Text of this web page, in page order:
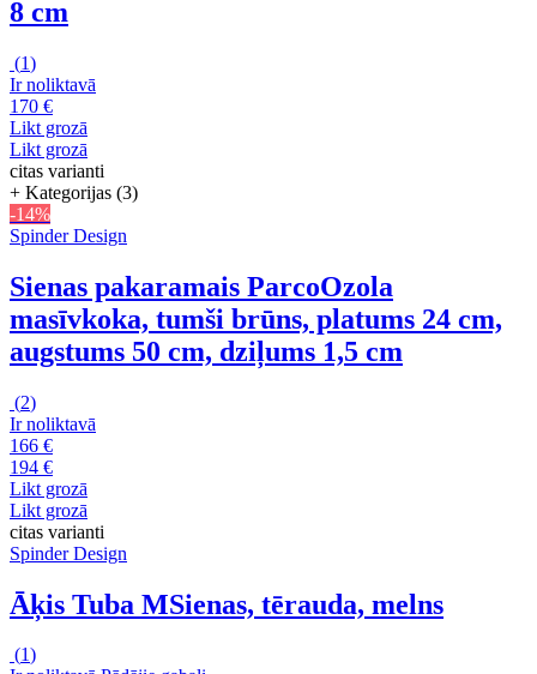
8 cm
(1)
Ir noliktavā
170 €
Likt grozā
Likt grozā
citas varianti
+ Kategorijas (3)
-14%
Spinder Design
Sienas pakaramais ParcoOzola
masīvkoka, tumši brūns, platums 24 cm,
augstums 50 cm, dziļums 1,5 cm
(2)
Ir noliktavā
166 €
194 €
Likt grozā
Likt grozā
citas varianti
Spinder Design
Āķis Tuba MSienas, tērauda, melns
(1)